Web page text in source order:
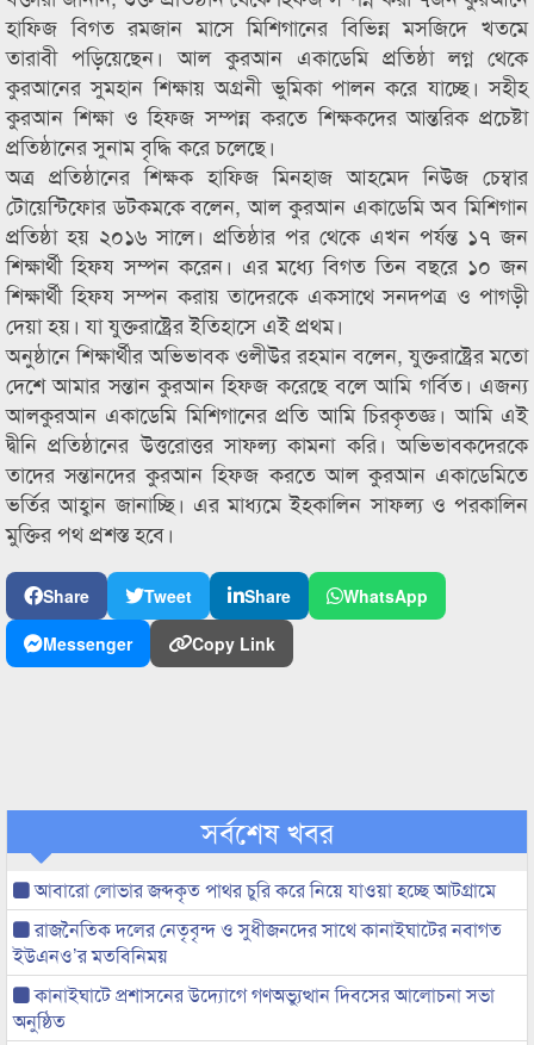
হাফিজ বিগত রমজান মাসে মিশিগানের বিভিন্ন মসজিদে খতমে
তারাবী পড়িয়েছেন। আল কুরআন একাডেমি প্রতিষ্ঠা লগ্ন থেকে
কুরআনের সুমহান শিক্ষায় অগ্রনী ভুমিকা পালন করে যাচ্ছে। সহীহ
কুরআন শিক্ষা ও হিফজ সম্পন্ন করতে শিক্ষকদের আন্তরিক প্রচেষ্টা
প্রতিষ্ঠানের সুনাম বৃদ্ধি করে চলেছে।
অত্র প্রতিষ্ঠানের শিক্ষক হাফিজ মিনহাজ আহমেদ নিউজ চেম্বার
টোয়েন্টিফোর ডটকমকে বলেন, আল কুরআন একাডেমি অব মিশিগান
প্রতিষ্ঠা হয় ২০১৬ সালে। প্রতিষ্ঠার পর থেকে এখন পর্যন্ত ১৭ জন
শিক্ষার্থী হিফয সম্পন করেন। এর মধ্যে বিগত তিন বছরে ১০ জন
শিক্ষার্থী হিফয সম্পন করায় তাদেরকে একসাথে সনদপত্র ও পাগড়ী
দেয়া হয়। যা যুক্তরাষ্ট্রের ইতিহাসে এই প্রথম।
অনুষ্ঠানে শিক্ষার্থীর অভিভাবক ওলীউর রহমান বলেন, যুক্তরাষ্ট্রের মতো
দেশে আমার সন্তান কুরআন হিফজ করেছে বলে আমি গর্বিত। এজন্য
আলকুরআন একাডেমি মিশিগানের প্রতি আমি চিরকৃতজ্ঞ। আমি এই
দ্বীনি প্রতিষ্ঠানের উত্তরোত্তর সাফল্য কামনা করি। অভিভাবকদেরকে
তাদের সন্তানদের কুরআন হিফজ করতে আল কুরআন একাডেমিতে
ভর্তির আহ্বান জানাচ্ছি। এর মাধ্যমে ইহকালিন সাফল্য ও পরকালিন
মুক্তির পথ প্রশস্ত হবে।
Share Tweet Share
WhatsApp
Messenger
Copy Link
সর্বশেষ খবর
আবারো লোভার জব্দকৃত পাথর চুরি করে নিয়ে যাওয়া হচ্ছে আটগ্রামে
রাজনৈতিক দলের নেতৃবৃন্দ ও সুধীজনদের সাথে কানাইঘাটের নবাগত
ইউএনও’র মতবিনিময়
কানাইঘাটে প্রশাসনের উদ্যোগে গণঅভ্যুত্থান দিবসের আলোচনা সভা
অনুষ্ঠিত